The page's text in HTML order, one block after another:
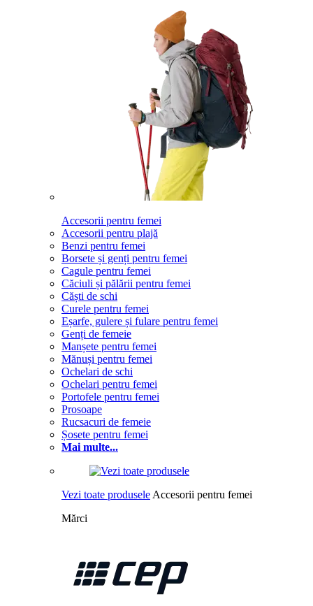
Accesorii pentru femei
Accesorii pentru plajă
Benzi pentru femei
Borsete și genți pentru femei
Cagule pentru femei
Căciuli și pălării pentru femei
Căști de schi
Curele pentru femei
Eșarfe, gulere și fulare pentru femei
Genți de femeie
Manșete pentru femei
Mănuși pentru femei
Ochelari de schi
Ochelari pentru femei
Portofele pentru femei
Prosoape
Rucsacuri de femeie
Șosete pentru femei
Mai multe...
Vezi toate produsele Accesorii pentru femei
Mărci